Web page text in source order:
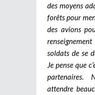
des moyens
forêts pour
des avions
soldats de se
Je pense que
partenaires.
attendre